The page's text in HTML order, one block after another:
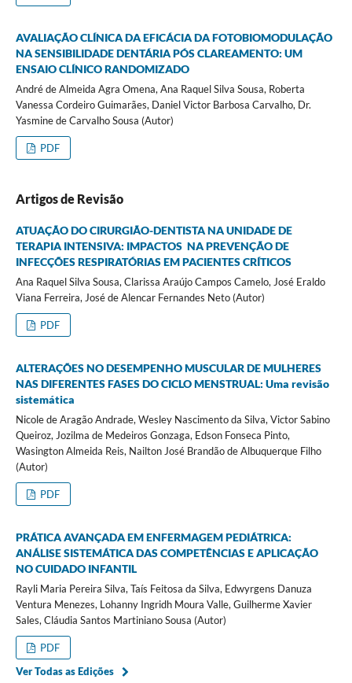
AVALIAÇÃO CLÍNICA DA EFICÁCIA DA FOTOBIOMODULAÇÃO
NA SENSIBILIDADE DENTÁRIA PÓS CLAREAMENTO: UM
ENSAIO CLÍNICO RANDOMIZADO
André de Almeida Agra Omena, Ana Raquel Silva Sousa, Roberta
Vanessa Cordeiro Guimarães, Daniel Victor Barbosa Carvalho, Dr.
Yasmine de Carvalho Sousa (Autor)
PDF
Artigos de Revisão
ATUAÇÃO DO CIRURGIÃO-DENTISTA NA UNIDADE DE
TERAPIA INTENSIVA: IMPACTOS NA PREVENÇÃO DE
INFECÇÕES RESPIRATÓRIAS EM PACIENTES CRÍTICOS
Ana Raquel Silva Sousa, Clarissa Araújo Campos Camelo, José Eraldo
Viana Ferreira, José de Alencar Fernandes Neto (Autor)
PDF
ALTERAÇÕES NO DESEMPENHO MUSCULAR DE MULHERES
NAS DIFERENTES FASES DO CICLO MENSTRUAL: Uma revisão
sistemática
Nicole de Aragão Andrade, Wesley Nascimento da Silva, Victor Sabino
Queiroz, Jozilma de Medeiros Gonzaga, Edson Fonseca Pinto,
Wasington Almeida Reis, Nailton José Brandão de Albuquerque Filho
(Autor)
PDF
PRÁTICA AVANÇADA EM ENFERMAGEM PEDIÁTRICA:
ANÁLISE SISTEMÁTICA DAS COMPETÊNCIAS E APLICAÇÃO
NO CUIDADO INFANTIL
Rayli Maria Pereira Silva, Taís Feitosa da Silva, Edwyrgens Danuza
Ventura Menezes, Lohanny Ingridh Moura Valle, Guilherme Xavier
Sales, Cláudia Santos Martiniano Sousa (Autor)
PDF
Ver Todas as Edições